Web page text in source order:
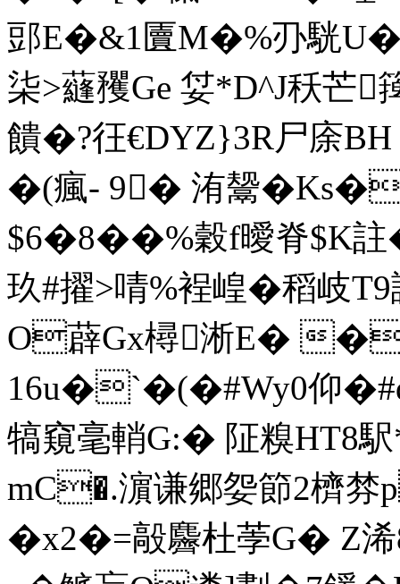
郖E�&1匵M�%刅駫
柒>蘕矡Ge 姇*D^J秗芒
饋�?彺€DYZ}3R尸
�(瘋- 9� 洧鬶�Ks�
$6�8��%穀f曖脊$K
玖#擢>啨%裎崲�稻
O薜Gx樳淅E�
16u�`�(�#Wy0仰
犒窺毫輎G:� 阷糗HT8
mC�.濵谦郷妴節2櫅棼
�x2�=毃麡杜荸G� Z